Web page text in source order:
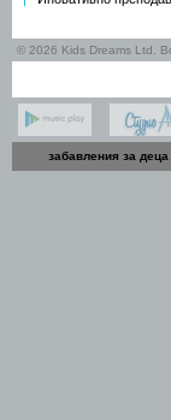
© 2026 Kids Dreams Ltd.
забавления за